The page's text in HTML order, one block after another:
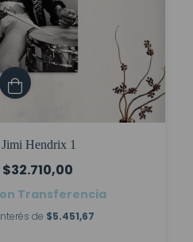
Hendrix 1
$32.710,00
Transferencia
de $5.451,67